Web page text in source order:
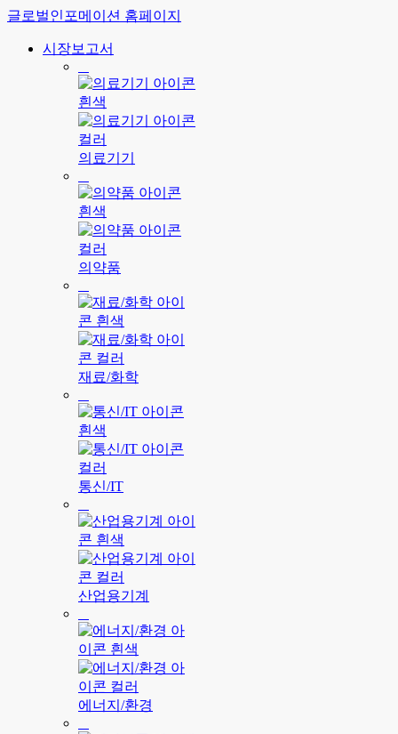
글로벌인포메이션 홈페이지
시장보고서
의료기기
의약품
재료/화학
통신/IT
산업용기계
에너지/환경